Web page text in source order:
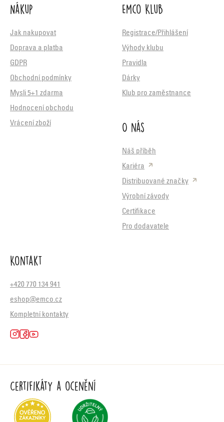
Nákup
Jak nakupovat
Doprava a platba
GDPR
Obchodní podmínky
Mysli 5+1 zdarma
Hodnocení obchodu
Vrácení zboží
Emco Klub
Registrace/Přihlášení
Výhody klubu
Pravidla
Dárky
Klub pro zaměstnance
O nás
Náš příběh
Kariéra
Distribuované značky
Výrobní závody
Certifikace
Pro dodavatele
Kontakt
+420 770 134 941
eshop@emco.cz
Kompletní kontakty
Certifikáty a ocenění